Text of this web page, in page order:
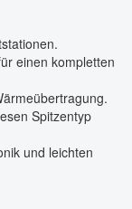
einen kompletten
Spitzentyp
und leichten